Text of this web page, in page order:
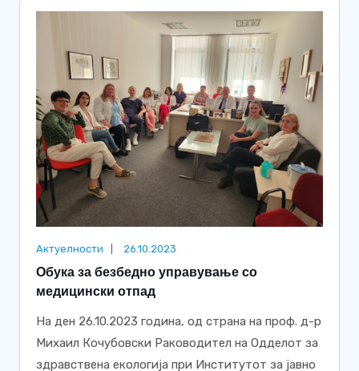
Актуелности 26.10.2023
Обука за безбедно управување со
медицински отпад
На ден 26.10.2023 година, од страна на проф. д-р
Михаил Кочубовски Раководител на Одделот за
здравствена екологија при Институтот за јавно